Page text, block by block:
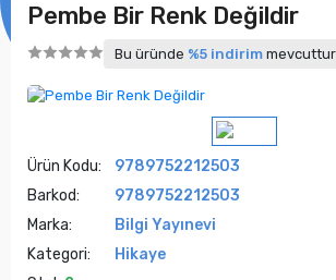
Pembe Bir Renk Değildir
Bu üründe %5 indirim mevcuttur
Ürün Kodu:
9789752212503
Barkod:
9789752212503
Marka:
Bilgi Yayınevi
Kategori:
Hikaye